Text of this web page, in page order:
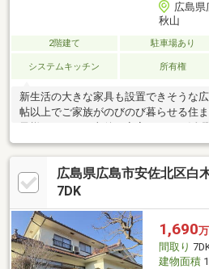
広島県
秋山
2階建て 駐車場あり
システムキッチン 所有権
新生活の大きな家具も設置できそうな
帖以上でご家族がのびのび暮らせる住
ト空間を分けやすい、使い勝手の良い
守るカーポート付き。駐車2台対応の戸
た、家族の暮らしに寄り添うオール電
用途に使える和室が魅力の一邸家族構
戸建住宅各居室も６帖以上とゆったり
件です。
広島県広島市安佐北区白
7DK
1,690
間取り
建物面積